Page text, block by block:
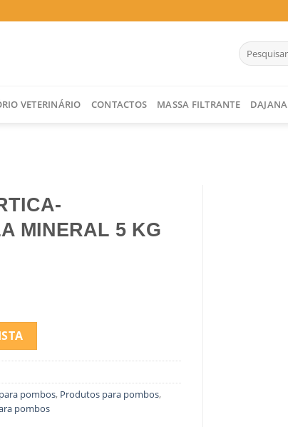
Pesquisar
por:
VETERINÁRIO CONTACTOS MASSA FILTRANTE DAJANA
MINERAL 5 KG
URTICA-CHLORELLA MINERAL 5 KG
pombos, Produtos para pombos,
pombos